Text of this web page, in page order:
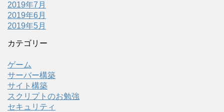
2019年7月
2019年6月
2019年5月
カテゴリー
ゲーム
サーバー構築
サイト構築
スクリプトのお勉強
セキュリティ